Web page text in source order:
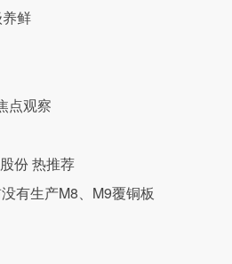
鲜
点观察
份 热推荐
有生产M8、M9覆铜板